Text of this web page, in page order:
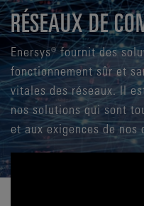
RÉSEAUX DE
Enersys® fournit des
fonctionnement sûr et
vitales des réseaux. Il
nos solutions qui sont
et aux exigences de nos